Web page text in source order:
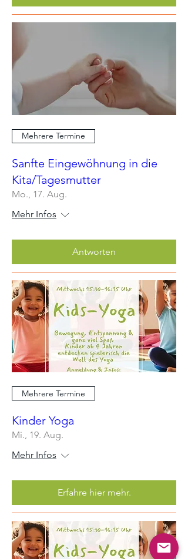
Mehrere Termine
Sanfte Eingewöhnung in die
Kita/Tagesmutter
Mo., 17. Aug.
Mehr Infos
Antworten
Mehrere Termine
Kinder Yoga
Mi., 19. Aug.
Mehr Infos
Erfahre hier mehr.